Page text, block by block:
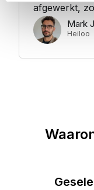
afgewerkt,
Mark
Heiloo